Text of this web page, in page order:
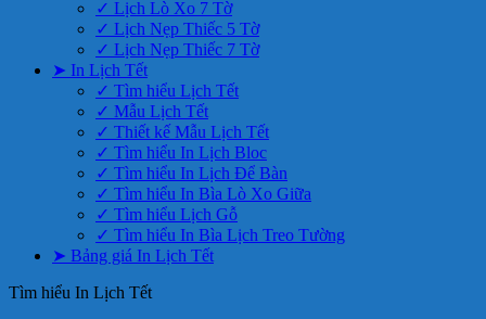
✓ Lịch Lò Xo 7 Tờ
✓ Lịch Nẹp Thiếc 5 Tờ
✓ Lịch Nẹp Thiếc 7 Tờ
➤ In Lịch Tết
✓ Tìm hiểu Lịch Tết
✓ Mẫu Lịch Tết
✓ Thiết kế Mẫu Lịch Tết
✓ Tìm hiểu In Lịch Bloc
✓ Tìm hiểu In Lịch Để Bàn
✓ Tìm hiểu In Bìa Lò Xo Giữa
✓ Tìm hiểu Lịch Gỗ
✓ Tìm hiểu In Bìa Lịch Treo Tường
➤ Bảng giá In Lịch Tết
Tìm hiểu In Lịch Tết